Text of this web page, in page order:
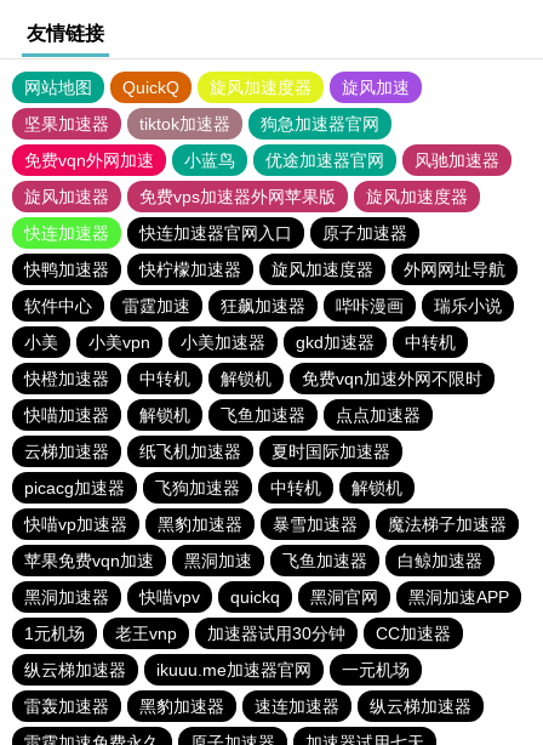
友情链接
网站地图 QuickQ 旋风加速度器
旋风加速
坚果加速器
tiktok加速器
狗急加速器官网
免费vqn外网加速
小蓝鸟 优途加速器官网
风驰加速器
旋风加速器
免费vps加速器外网苹果版
旋风加速度器
快连加速器
快连加速器官网入口
原子加速器
快鸭加速器
快柠檬加速器 旋风加速度器
外网网址导航
软件中心
雷霆加速 狂飙加速器 哔咔漫画
瑞乐小说
小美
小美vpn 小美加速器 gkd加速器
中转机
快橙加速器
中转机 解锁机
免费vqn加速外网不限时
快喵加速器
解锁机 飞鱼加速器
点点加速器
云梯加速器
纸飞机加速器
夏时国际加速器
picacg加速器
飞狗加速器 中转机
解锁机
快喵vp加速器
黑豹加速器 暴雪加速器
魔法梯子加速器
苹果免费vqn加速
黑洞加速 飞鱼加速器
白鲸加速器
黑洞加速器
快喵vpv quickq 黑洞官网
黑洞加速APP
1元机场
老王vnp 加速器试用30分钟
CC加速器
纵云梯加速器
ikuuu.me加速器官网
一元机场
雷轰加速器
黑豹加速器 速连加速器
纵云梯加速器